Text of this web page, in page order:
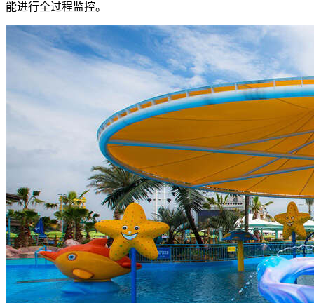
能进行全过程监控。